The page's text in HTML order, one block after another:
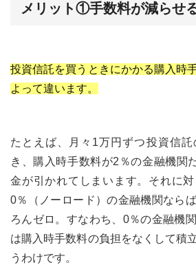
メリット①手数料が減らせ
投資信託を買うときにかかる購入時
よって違います。
たとえば、月々1万円ずつ投資信託
き、購入時手数料が2％の金融機関
金が引かれてしまいます。それに
0％（ノーロード）の金融機関なら
ろんゼロ。すなわち、0％の金融機
は購入時手数料の負担をなくして積
うわけです。